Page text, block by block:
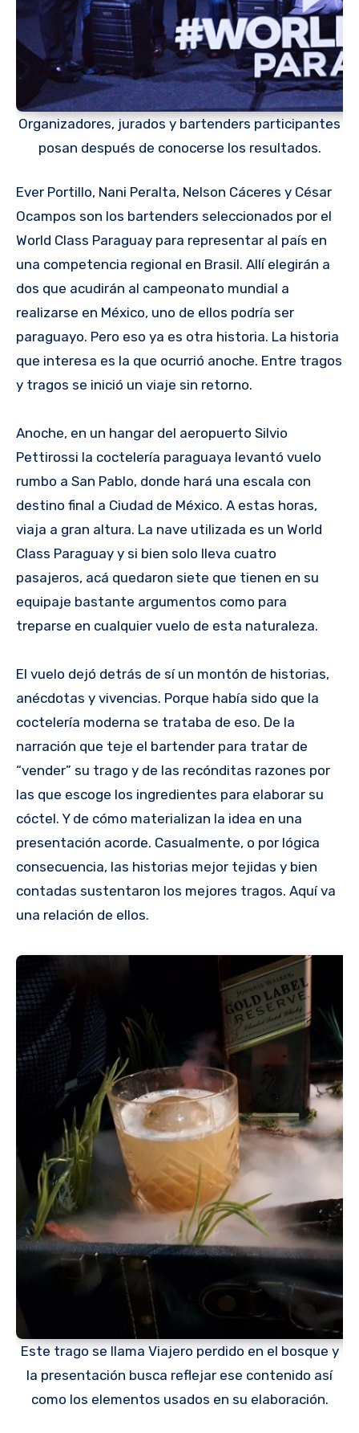
Organizadores, jurados y bartenders participantes
posan después de conocerse los resultados.
Ever Portillo, Nani Peralta, Nelson Cáceres y César
Ocampos son los bartenders seleccionados por el
World Class Paraguay para representar al país en
una competencia regional en Brasil. Allí elegirán a
dos que acudirán al campeonato mundial a
realizarse en México, uno de ellos podría ser
paraguayo. Pero eso ya es otra historia. La historia
que interesa es la que ocurrió anoche. Entre tragos
y tragos se inició un viaje sin retorno.
Anoche, en un hangar del aeropuerto Silvio
Pettirossi la coctelería paraguaya levantó vuelo
rumbo a San Pablo, donde hará una escala con
destino final a Ciudad de México. A estas horas,
viaja a gran altura. La nave utilizada es un World
Class Paraguay y si bien solo lleva cuatro
pasajeros, acá quedaron siete que tienen en su
equipaje bastante argumentos como para
treparse en cualquier vuelo de esta naturaleza.
El vuelo dejó detrás de sí un montón de historias,
anécdotas y vivencias. Porque había sido que la
coctelería moderna se trataba de eso. De la
narración que teje el bartender para tratar de
“vender” su trago y de las recónditas razones por
las que escoge los ingredientes para elaborar su
cóctel. Y de cómo materializan la idea en una
presentación acorde. Casualmente, o por lógica
consecuencia, las historias mejor tejidas y bien
contadas sustentaron los mejores tragos. Aquí va
una relación de ellos.
Este trago se llama Viajero perdido en el bosque y
la presentación busca reflejar ese contenido así
como los elementos usados en su elaboración.